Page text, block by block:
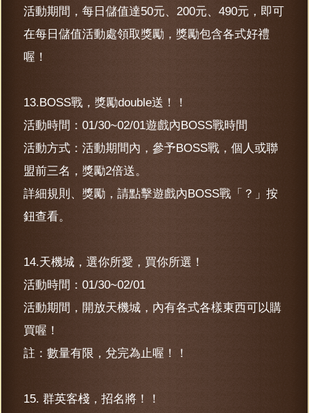
活動期間，每日儲值達50元、200元、490元，即可
在每日儲值活動處領取獎勵，獎勵包含各式好禮
喔！
13.BOSS戰，獎勵double送！！
活動時間：01/30~02/01遊戲內BOSS戰時間
活動方式：活動期間內，參予BOSS戰，個人或聯
盟前三名，獎勵2倍送。
詳細規則、獎勵，請點擊遊戲內BOSS戰「？」按
鈕查看。
14.天機城，選你所愛，買你所選！
活動時間：01/30~02/01
活動期間，開放天機城，內有各式各樣東西可以購
買喔！
註：數量有限，兌完為止喔！！
15. 群英客棧，招名將！！